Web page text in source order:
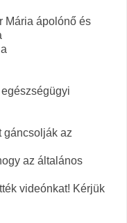
Mária ápolónő és
gáncsolják az
az általános
videónkat! Kérjük